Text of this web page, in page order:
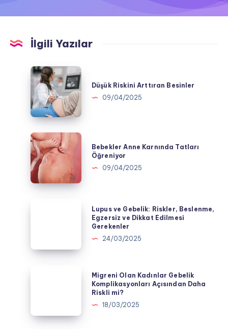
İlgili Yazılar
Düşük
Riskini
Arttıran
Besinler
Düşük Riskini Arttıran Besinler
09/04/2025
Bebekler
Anne
Karnında
Tatları
Öğreniyor
Bebekler Anne Karnında Tatları
Öğreniyor
09/04/2025
Beslenme,
Gerekenler
Lupus ve Gebelik: Riskler, Beslenme,
Egzersiz ve Dikkat Edilmesi
Gerekenler
24/03/2025
Komplikasyonları
Migreni Olan Kadınlar Gebelik
Komplikasyonları Açısından Daha
Riskli mi?
18/03/2025